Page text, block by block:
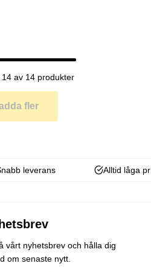
av 14 produkter
fler
leverans Alltid låga
vårt nyhetsbrev och hålla dig
om senaste nytt.